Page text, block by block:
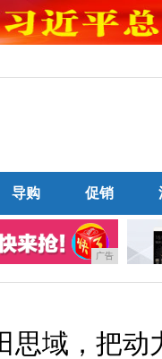
导购 促销
广告
思域，把动